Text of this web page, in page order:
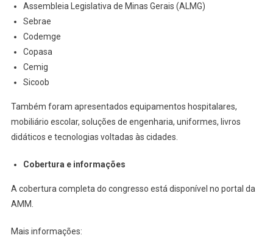
Assembleia Legislativa de Minas Gerais (ALMG)
Sebrae
Codemge
Copasa
Cemig
Sicoob
Também foram apresentados equipamentos hospitalares,
mobiliário escolar, soluções de engenharia, uniformes, livros
didáticos e tecnologias voltadas às cidades.
Cobertura e informações
A cobertura completa do congresso está disponível no portal da
AMM.
Mais informações: